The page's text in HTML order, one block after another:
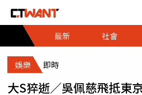
最新
社會
娛樂 即時
大S猝逝／吳佩慈飛抵東